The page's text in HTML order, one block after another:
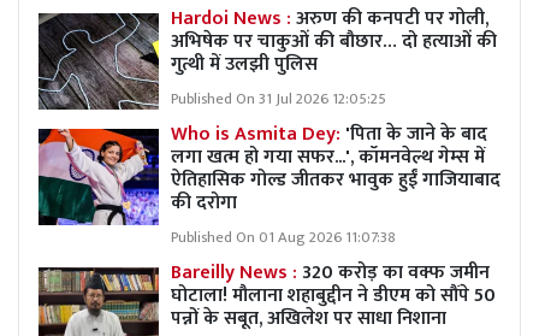
Hardoi News :अरुण की कनपटी पर गोली,
अभिषेक पर चाकुओं की बौछार… दो हत्याओं की
गुत्थी में उलझी पुलिस
Published On 31 Jul 2026 12:05:25
Who is Asmita Dey: 'पिता के जाने के बाद
लगा खत्म हो गया सफर...', कॉमनवेल्थ गेम्स में
ऐतिहासिक गोल्ड जीतकर भावुक हुईं गाजियाबाद
की दरोगा
Published On 01 Aug 2026 11:07:38
Bareilly News :320 करोड़ का वक्फ जमीन
घोटाला! मौलाना शहाबुद्दीन ने डीएम को सौंपे 50
पन्नों के सबूत, अखिलेश पर साधा निशाना